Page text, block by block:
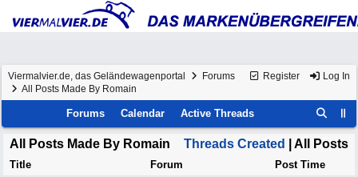
Register Log In
Viermalvier.de, das Geländewagenportal
Forums
All Posts Made By Romain
Forums Calendar Active Threads
Threads Created | All Posts
All Posts Made By Romain
Title Forum Post Time